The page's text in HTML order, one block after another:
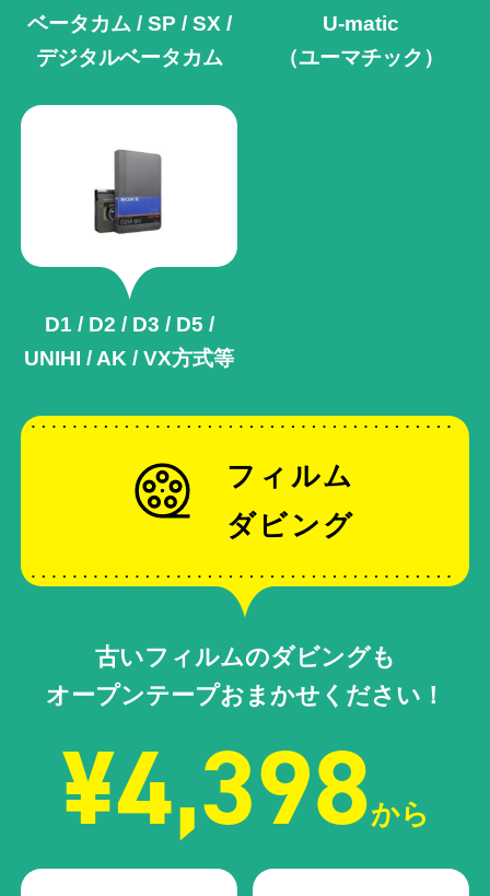
ベータカム / SP / SX /
デジタルベータカム
U-matic
（ユーマチック）
D1 / D2 / D3 / D5 /
UNIHI / AK /VX方式等
フィルム
ダビング
古いフィルムのダビングも
オープンテープおまかせください！
¥4,398から